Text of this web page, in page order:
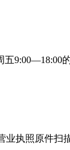
9:00—18:00
执照原件扫